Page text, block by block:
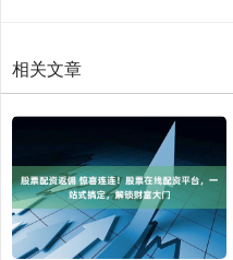
相关文章